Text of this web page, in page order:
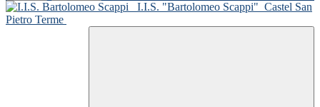
I.I.S. "Bartolomeo Scappi" Castel San
Pietro Terme